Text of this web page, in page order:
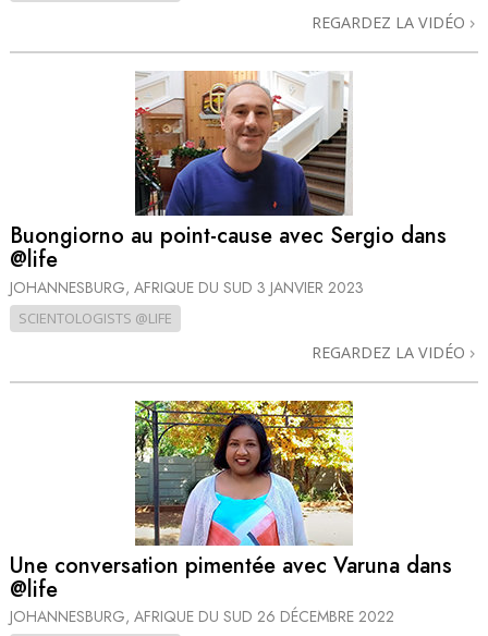
REGARDEZ LA VIDÉO
Buongiorno au point-cause avec Sergio dans
@life
JOHANNESBURG, AFRIQUE DU SUD 3 JANVIER 2023
SCIENTOLOGISTS @LIFE
REGARDEZ LA VIDÉO
Une conversation pimentée avec Varuna dans
@life
JOHANNESBURG, AFRIQUE DU SUD 26 DÉCEMBRE 2022